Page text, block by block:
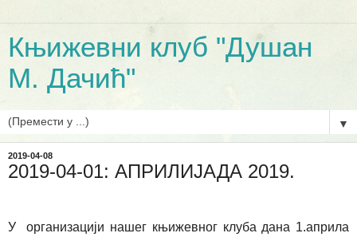
Књижевни клуб "Душан
М. Дачић"
▼
2019-04-08
2019-04-01: АПРИЛИЈАДА 2019.
У организацији нашег књижевног клуба дана 1.априла